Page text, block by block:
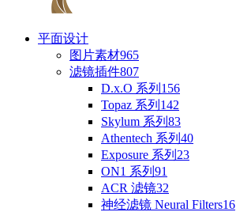
平面设计
图片素材965
滤镜插件807
D.x.O 系列 156
Topaz 系列 142
Skylum 系列 83
Athentech 系列 40
Exposure 系列 23
ON1 系列 91
ACR 滤镜32
神经滤镜 Neural Filters16